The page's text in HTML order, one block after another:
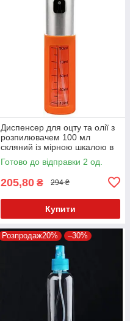
Диспенсер для оцту та олії з
розпилювачем 100 мл
скляний із мірною шкалою в
чохлі
Готово до відправки 2 од.
205,80 ₴ 294 ₴
Купити
Розпродаж20% –30%